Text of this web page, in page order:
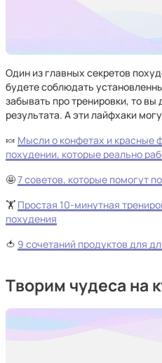
Один из главных секретов
будете соблюдать
забывать про тренировки, то
результата. А эти лайфхаки
🍬 Мысли о конфетах и красные
похудении, которые реально
🤩7 советов, которые помогут
🏋️ Простая 10-минутная
похудения
🍅 9 сочетаний продуктов для
Творим чудеса на